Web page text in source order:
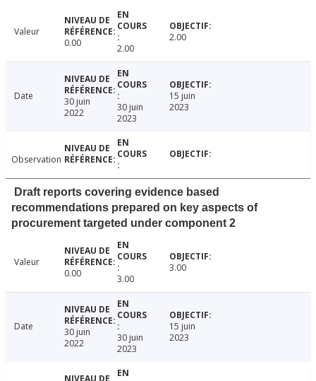
Valeur
0.00
2.00
2.00
Date
30 juin
2022
30 juin
2023
15 juin
2023
Observation
Draft reports covering evidence based
recommendations prepared on key aspects of
procurement targeted under component 2
Valeur
0.00
3.00
3.00
Date
30 juin
2022
30 juin
2023
15 juin
2023